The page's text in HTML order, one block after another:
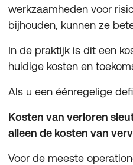
werkzaamheden voor
bijhouden, kunnen ze
In de praktijk is dit een
huidige kosten en
Als u een éénregelige
Kosten van verloren
alleen de kosten van
Voor de meeste